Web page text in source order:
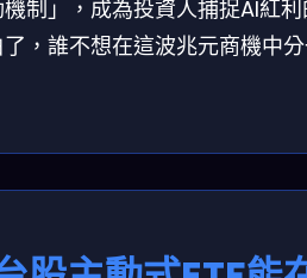
制」，成為投資人捕捉AI紅
，誰不想在這波兆元商機中